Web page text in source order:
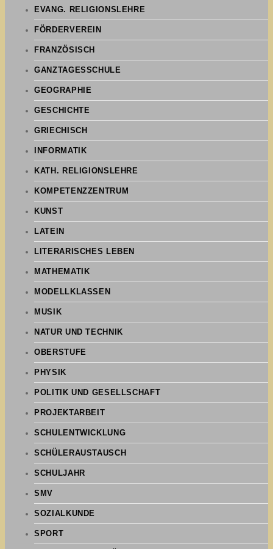
EVANG. RELIGIONSLEHRE
FÖRDERVEREIN
FRANZÖSISCH
GANZTAGESSCHULE
GEOGRAPHIE
GESCHICHTE
GRIECHISCH
INFORMATIK
KATH. RELIGIONSLEHRE
KOMPETENZZENTRUM
KUNST
LATEIN
LITERARISCHES LEBEN
MATHEMATIK
MODELLKLASSEN
MUSIK
NATUR UND TECHNIK
OBERSTUFE
PHYSIK
POLITIK UND GESELLSCHAFT
PROJEKTARBEIT
SCHULENTWICKLUNG
SCHÜLERAUSTAUSCH
SCHULJAHR
SMV
SOZIALKUNDE
SPORT